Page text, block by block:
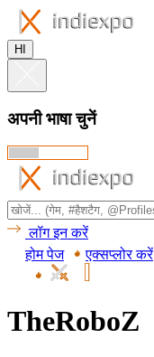
HI
अपनी भाषा चुनें
लॉग इन करें
होम पेज
एक्सप्लोर करें
TheRoboZ